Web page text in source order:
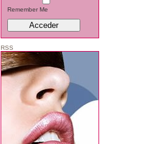
Remember Me
RSS